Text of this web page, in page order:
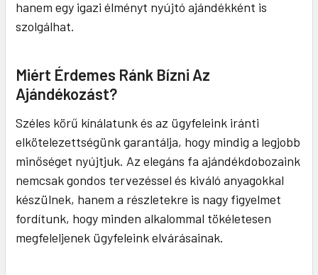
hanem egy igazi élményt nyújtó ajándékként is
szolgálhat.
Miért Érdemes Ránk Bízni Az
Ajándékozást?
Széles körű kínálatunk és az ügyfeleink iránti
elkötelezettségünk garantálja, hogy mindig a legjobb
minőséget nyújtjuk. Az elegáns fa ajándékdobozaink
nemcsak gondos tervezéssel és kiváló anyagokkal
készülnek, hanem a részletekre is nagy figyelmet
fordítunk, hogy minden alkalommal tökéletesen
megfeleljenek ügyfeleink elvárásainak.